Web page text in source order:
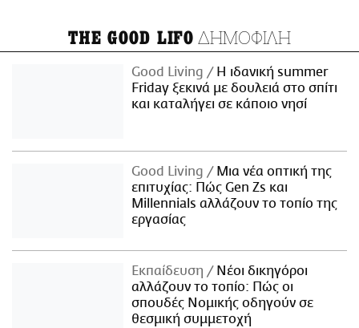
THE GOOD LIFO ΔΗΜΟΦΙΛΗ
Good Living
Η ιδανική summer
Friday ξεκινά με δουλειά στο σπίτι
και καταλήγει σε κάποιο νησί
Good Living
Μια νέα οπτική της
επιτυχίας: Πώς Gen Zs και
Millennials αλλάζουν το τοπίο της
εργασίας
Εκπαίδευση
Νέοι δικηγόροι
αλλάζουν το τοπίο: Πώς οι
σπουδές Νομικής οδηγούν σε
θεσμική συμμετοχή